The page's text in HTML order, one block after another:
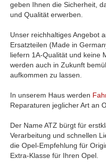
geben Ihnen die Sicherheit,
und Qualität erwerben.
Unser reichhaltiges Angebot
Ersatzteilen (Made in
liefern 1A-Qualität und keine
werden auch in Zukunft
aufkommen zu lassen.
In unserem Haus werden
Reparaturen jeglicher Art an
Der Name ATZ bürgt für
Verarbeitung und schnellen
die Opel-Empfehlung für
Extra-Klasse für Ihren Opel.